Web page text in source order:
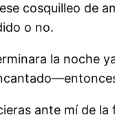
cosquilleo de
o no.
la noche
ante mí de